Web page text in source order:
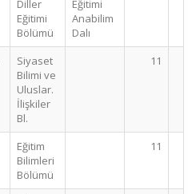
Diller
Eğitimi
Bölümü
Eğitimi
Anabilim
Dalı
Siyaset
Bilimi ve
Uluslar.
İlişkiler
Bl.
11
Eğitim
Bilimleri
Bölümü
11